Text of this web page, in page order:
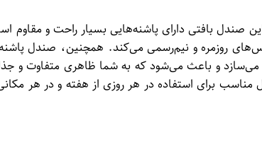
صندل بافتی دارای پاشنه‌هایی بسیار راحت و
روزمره و نیم‌رسمی می‌کند. همچنین، صندل
و باعث می‌شود که به شما ظاهری متفاوت و
برای استفاده در هر روزی از هفته و در هر